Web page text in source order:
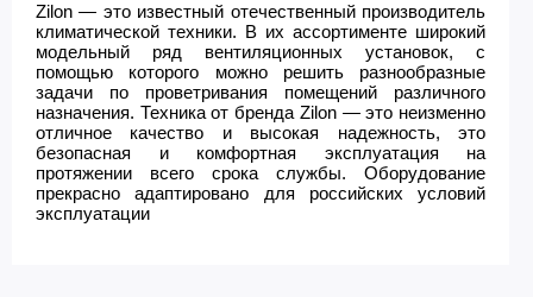
Zilon — это известный отечественный производитель
климатической техники. В их ассортименте широкий
модельный ряд вентиляционных установок, с
помощью которого можно решить разнообразные
задачи по проветривания помещений различного
назначения. Техника от бренда Zilon — это неизменно
отличное качество и высокая надежность, это
безопасная и комфортная эксплуатация на
протяжении всего срока службы. Оборудование
прекрасно адаптировано для российских условий
эксплуатации